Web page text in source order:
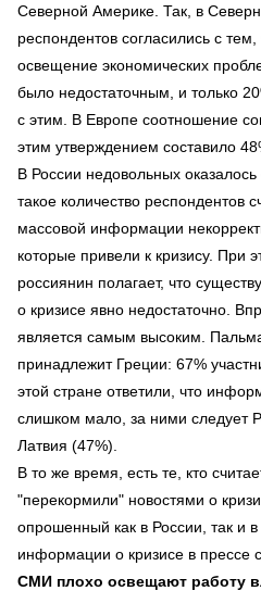
Северной Америке. Так, в
респондентов согласились с
освещение экономических
было недостаточным, и только
с этим. В Европе соотношение
этим утверждением составило
В России недовольных
такое количество респондентов
массовой информации
которые привели к кризису. При
россиянин полагает, что
о кризисе явно недостаточно.
является самым высоким.
принадлежит Греции: 67%
этой стране ответили, что
слишком мало, за ними следует
Латвия (47%).
В то же время, есть те, кто
"перекормили" новостями о
опрошенный как в России, так и
информации о кризисе в прессе
СМИ плохо освещают работу